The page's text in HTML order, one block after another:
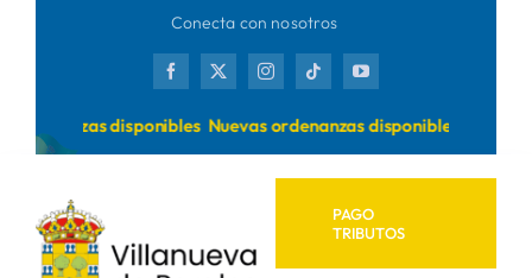
Conecta con nosotros
disponibles Nuevas ordenanzas disponibles
PAGO
TRIBUTOS